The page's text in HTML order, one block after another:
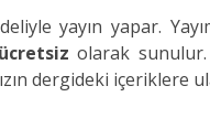
yayın yapar.
olarak
dergideki içeriklere